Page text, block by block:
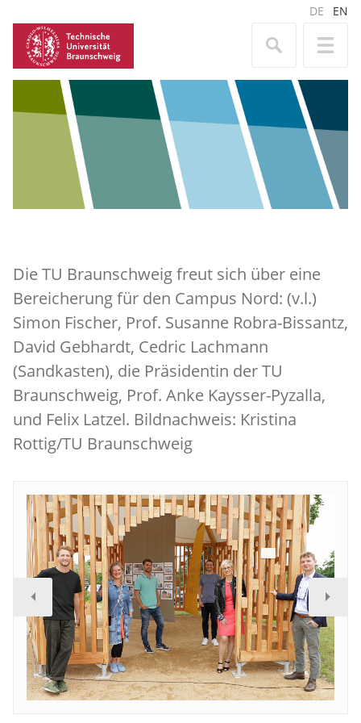
DE EN
Die TU Braunschweig freut sich über eine
Bereicherung für den Campus Nord: (v.l.)
Simon Fischer, Prof. Susanne Robra-Bissantz,
David Gebhardt, Cedric Lachmann
(Sandkasten), die Präsidentin der TU
Braunschweig, Prof. Anke Kaysser-Pyzalla,
und Felix Latzel. Bildnachweis: Kristina
Rottig/TU Braunschweig